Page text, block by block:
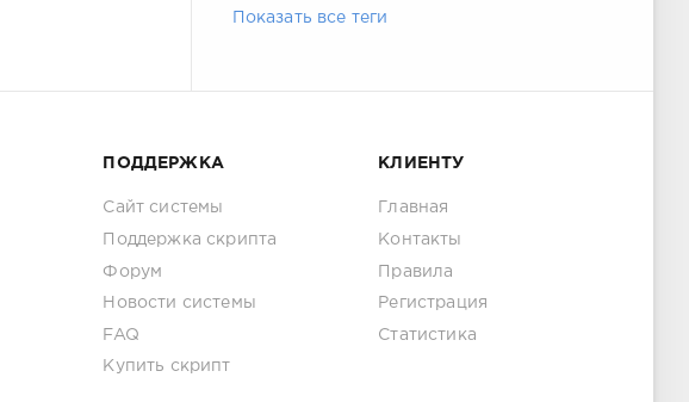
Показать все теги
ПОДДЕРЖКА
Сайт системы
Поддержка скрипта
Форум
Новости системы
FAQ
Купить скрипт
КЛИЕНТУ
Главная
Контакты
Правила
Регистрация
Статистика